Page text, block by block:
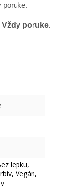
poruke.
poruke.
lepku,
Vegán,